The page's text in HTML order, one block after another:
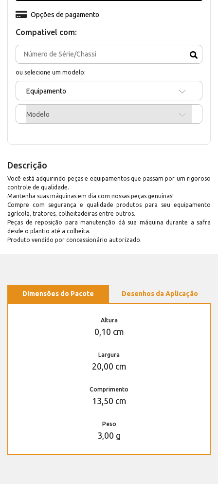
Compativel com:
ou selecione um modelo:
Equipamento
Modelo
Opções de pagamento
Descrição
Você está adquirindo peças e equipamentos que passam por um rigoroso
controle de qualidade.
Mantenha suas máquinas em dia com nossas peças genuínas!
Compre com segurança e qualidade produtos para seu equipamento
agrícola, tratores, colheitadeiras entre outros.
Peças de reposição para manutenção dá sua máquina durante a safra
desde o plantio até a colheita.
Produto vendido por concessionário autorizado.
Dimensões do Pacote Desenhos da Aplicação
Altura
0,10 cm
Largura
20,00 cm
Comprimento
13,50 cm
Peso
3,00 g